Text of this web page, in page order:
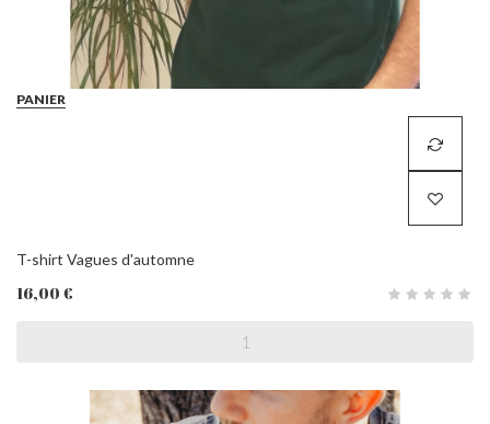
PANIER
T-shirt Vagues d'automne
16,00 €